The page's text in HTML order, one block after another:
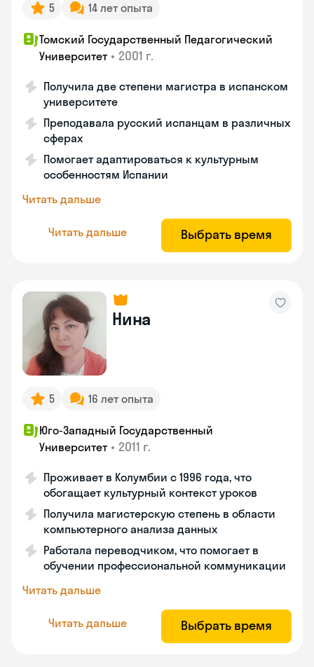
5 14 лет опыта
Томский Государственный Педагогический
Университет • 2001 г.
Получила две степени магистра в испанском
университете
Преподавала русский испанцам в различных
сферах
Помогает адаптироваться к культурным
особенностям Испании
Читать дальше
Читать дальше Выбрать время
Нина
5 16 лет опыта
Юго-Западный Государственный
Университет • 2011 г.
Проживает в Колумбии с 1996 года, что
обогащает культурный контекст уроков
Получила магистерскую степень в области
компьютерного анализа данных
Работала переводчиком, что помогает в
обучении профессиональной коммуникации
Читать дальше
Читать дальше Выбрать время